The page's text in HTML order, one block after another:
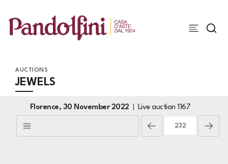
AUCTIONS
JEWELS
Florence, 30 November 2022 Live auction1167